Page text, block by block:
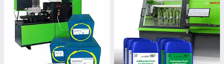
форсункибудуть працювати таефективно .